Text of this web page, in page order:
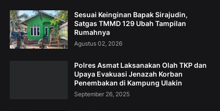
Sesuai Keinginan Bapak Sirajudin,
Satgas TMMD 129 Ubah Tampilan
Rumahnya
Agustus 02, 2026
Polres Asmat Laksanakan Olah TKP dan
Upaya Evakuasi Jenazah Korban
Penembakan di Kampung Ulakin
September 26, 2025